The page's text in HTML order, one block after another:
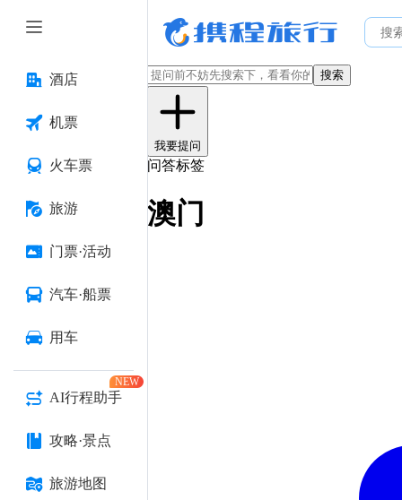
酒店
机票
火车票
旅游
门票·活动
汽车·船票
用车
AI行程助手
NEW
攻略·景点
旅游地图
搜索
我要提问
问答标签
澳门